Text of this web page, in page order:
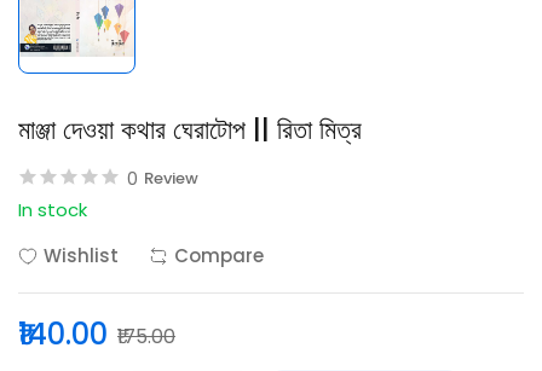
মাঞ্জা দেওয়া কথার ঘেরাটোপ || রিতা মিত্র
0 Review
In stock
Wishlist
Compare
₹140.00 ₹175.00